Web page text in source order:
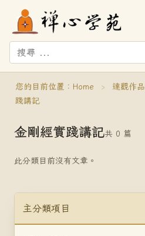
您的目前位置： Home › 達觀作品
踐講記
主分類項目
金剛經實踐講記共 0 篇
此分類目前沒有文章。